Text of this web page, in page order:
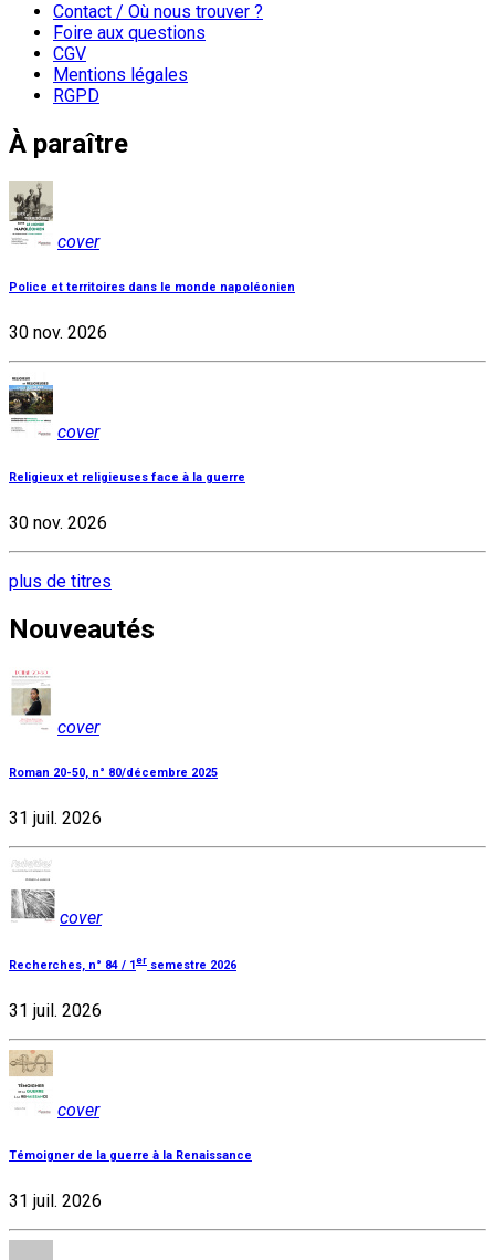
Contact / Où nous trouver ?
Foire aux questions
CGV
Mentions légales
RGPD
À paraître
cover
Police et territoires dans le monde napoléonien
30 nov. 2026
cover
Religieux et religieuses face à la guerre
30 nov. 2026
plus de titres
Nouveautés
cover
Roman 20-50, n° 80/décembre 2025
31 juil. 2026
cover
Recherches, n° 84 / 1 er semestre 2026
31 juil. 2026
cover
Témoigner de la guerre à la Renaissance
31 juil. 2026